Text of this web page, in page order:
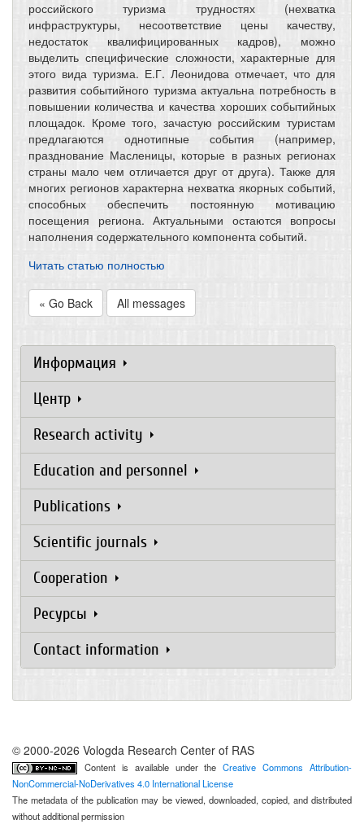
российского туризма трудностях (нехватка
инфраструктуры, несоответствие цены качеству,
недостаток квалифицированных кадров), можно
выделить специфические сложности, характерные для
этого вида туризма. Е.Г. Леонидова отмечает, что для
развития событийного туризма актуальна потребность в
повышении количества и качества хороших событийных
площадок. Кроме того, зачастую российским туристам
предлагаются однотипные события (например,
празднование Масленицы, которые в разных регионах
страны мало чем отличается друг от друга). Также для
многих регионов характерна нехватка якорных событий,
способных обеспечить постоянную мотивацию
посещения региона. Актуальными остаются вопросы
наполнения содержательного компонента событий.
Читать статью полностью
« Go Back All messages
Информация
Центр
Research activity
Education and personnel
Publications
Scientific journals
Cooperation
Ресурсы
Contact information
© 2000-2026 Vologda Research Center of RAS
Content is available under theCreative Commons Attribution-
NonCommercial-NoDerivatives 4.0 International License
The metadata of the publication may be viewed, downloaded, copied, and distributed
without additional permission